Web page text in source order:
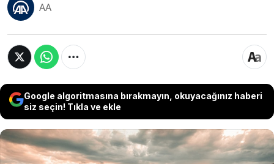
AA
Google algoritmasına bırakmayın, okuyacağınız haberi
siz seçin! Tıkla ve ekle